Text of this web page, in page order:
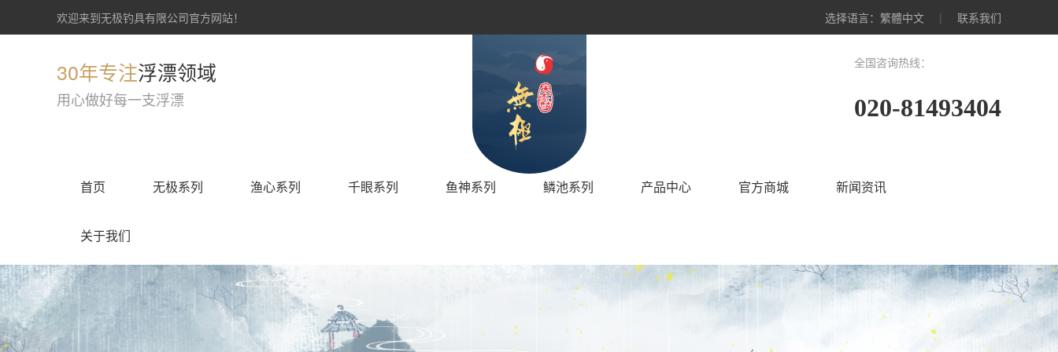
选择语言： 繁體中文 | 联系我们
欢迎来到无极钓具有限公司官方网站！
30年专注浮漂领域
用心做好每一支浮漂
全国咨询热线：
020-81493404
首页 无极系列 渔心系列 千眼系列 鱼神系列 鳞池系列 产品中心 官方商城 新闻资讯
关于我们